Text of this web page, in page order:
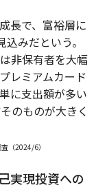
長で、富裕層に
みだという。
非保有者を大幅
レミアムカード
に支出額が多い
のものが大きく
（2024/6）
実現投資への